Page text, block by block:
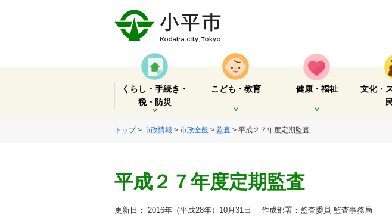
くらし・手続き・
税・防災
開く
こども・教育
開く
健康・福祉
文化・
トップ> 市政情報 > 市政全般 > 監査 > 平成２７年度定期監査
平成２７年度定期監査
更新日： 2016年（平成28年）10月31日 作成部署：監査委員 監査事務局